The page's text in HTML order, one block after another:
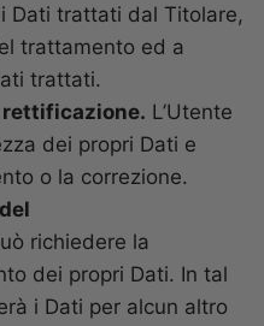
Dati trattati dal Titolare,
trattamento ed a
trattati.
rettificazione. L’Utente
dei propri Dati e
o la correzione.
richiedere la
dei propri Dati. In tal
i Dati per alcun altro